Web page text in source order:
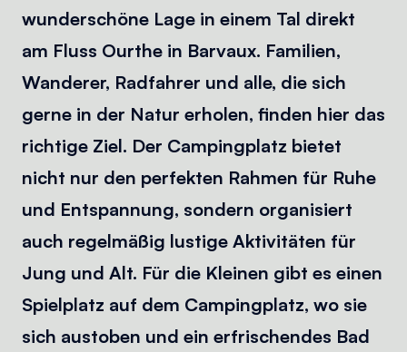
wunderschöne Lage in einem Tal direkt
am Fluss Ourthe in Barvaux. Familien,
Wanderer, Radfahrer und alle, die sich
gerne in der Natur erholen, finden hier das
richtige Ziel. Der Campingplatz bietet
nicht nur den perfekten Rahmen für Ruhe
und Entspannung, sondern organisiert
auch regelmäßig lustige Aktivitäten für
Jung und Alt. Für die Kleinen gibt es einen
Spielplatz auf dem Campingplatz, wo sie
sich austoben und ein erfrischendes Bad